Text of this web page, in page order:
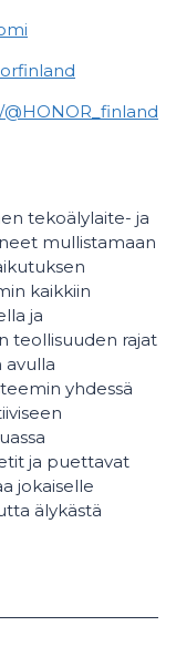
tekoälylaite- ja
mullistamaan
kaikkiin
ja
teollisuuden rajat
avulla
yhdessä
ja puettavat
jokaiselle
älykästä